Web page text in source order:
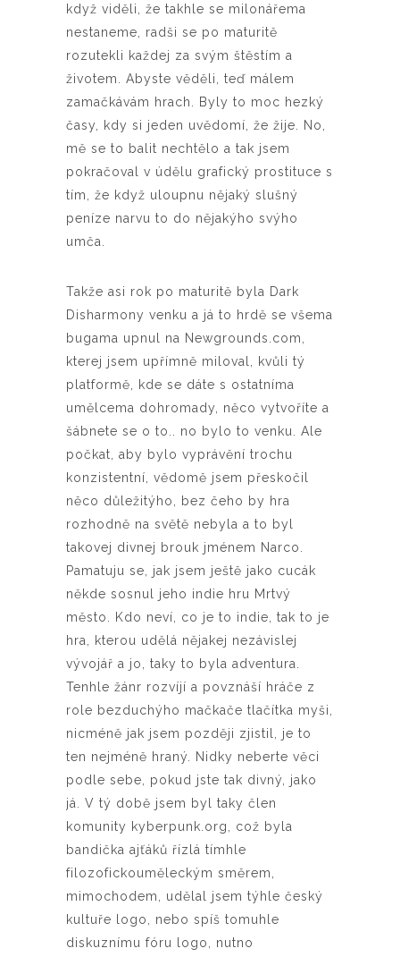
když viděli, že takhle se milonářema
nestaneme, radši se po maturitě
rozutekli každej za svým štěstím a
životem. Abyste věděli, teď málem
zamačkávám hrach. Byly to moc hezký
časy, kdy si jeden uvědomí, že žije. No,
mě se to balit nechtělo a tak jsem
pokračoval v údělu grafický prostituce s
tím, že když uloupnu nějaký slušný
peníze narvu to do nějakýho svýho
umča.
Takže asi rok po maturitě byla Dark
Disharmony venku a já to hrdě se všema
bugama upnul na Newgrounds.com,
kterej jsem upřímně miloval, kvůli tý
platformě, kde se dáte s ostatníma
umělcema dohromady, něco vytvoříte a
šábnete se o to.. no bylo to venku. Ale
počkat, aby bylo vyprávění trochu
konzistentní, vědomě jsem přeskočil
něco důležitýho, bez čeho by hra
rozhodně na světě nebyla a to byl
takovej divnej brouk jménem Narco.
Pamatuju se, jak jsem ještě jako cucák
někde sosnul jeho indie hru Mrtvý
město. Kdo neví, co je to indie, tak to je
hra, kterou udělá nějakej nezávislej
vývojář a jo, taky to byla adventura.
Tenhle žánr rozvíjí a povznáší hráče z
role bezduchýho mačkače tlačítka myši,
nicméně jak jsem později zjistil, je to
ten nejméně hraný. Nidky neberte věci
podle sebe, pokud jste tak divný, jako
já. V tý době jsem byl taky člen
komunity kyberpunk.org, což byla
bandička ajťáků řízlá tímhle
filozofickouměleckým směrem,
mimochodem, udělal jsem týhle český
kultuře logo, nebo spíš tomuhle
diskuznímu fóru logo, nutno